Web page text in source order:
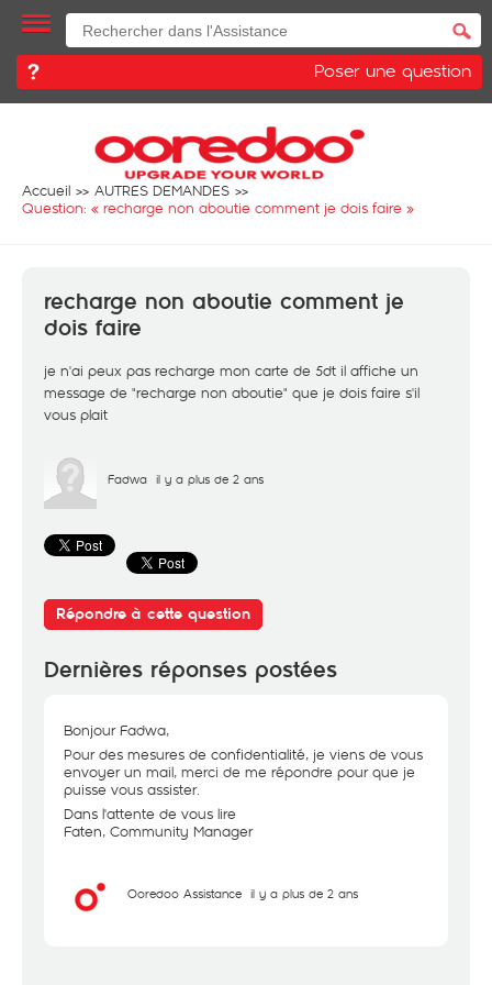
Poser une question
Accueil
AUTRES DEMANDES
Question: « recharge non aboutie comment je dois faire »
recharge non aboutie comment je
dois faire
je n'ai peux pas recharge mon carte de 5dt il affiche un
message de "recharge non aboutie" que je dois faire s'il
vous plait
Fadwa il y a plus de 2 ans
Répondre à cette question
Dernières réponses postées
Bonjour Fadwa,
Pour des mesures de confidentialité, je viens de vous
envoyer un mail, merci de me répondre pour que je
puisse vous assister.
Dans l'attente de vous lire
Faten, Community Manager
Ooredoo Assistance il y a plus de 2 ans